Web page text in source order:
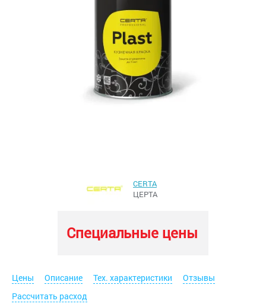
CERTA
ЦЕРТА
Специальные цены
Цены Описание Тех. характеристики
Отзывы
Рассчитать расход